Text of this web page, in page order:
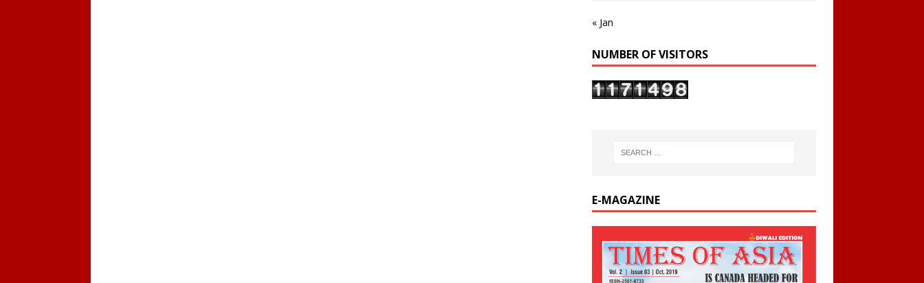
« Jan
NUMBER OF VISITORS
E-MAGAZINE